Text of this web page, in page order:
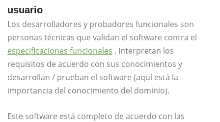
usuario
Los desarrolladores y probadores funcionales son
personas técnicas que validan el software contra el
especificaciones funcionales . Interpretan los
requisitos de acuerdo con sus conocimientos y
desarrollan / prueban el software (aquí está la
importancia del conocimiento del dominio).
Este software está completo de acuerdo con las